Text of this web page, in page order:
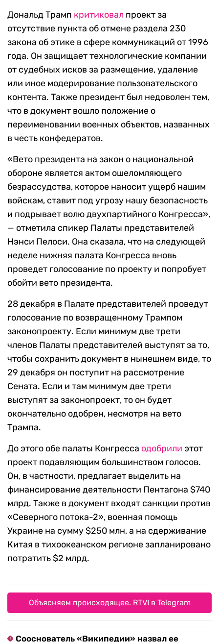
Дональд Трамп критиковал проект за
отсутствие пункта об отмене раздела 230
закона об этике в сфере коммуникаций от 1996
года. Он защищает технологические компании
от судебных исков за размещение, удаление
или иное модерирование пользовательского
контента. Также президент был недоволен тем,
что в документ вошло положение о
переименовании военных объектов, названных
в честь конфедератов.
«Вето президента на закон о национальной
обороне является актом ошеломляющего
безрассудства, которое наносит ущерб нашим
войскам, ставит под угрозу нашу безопасность
и подрывает волю двухпартийного Конгресса»,
— отметила спикер Палаты представителей
Нэнси Пелоси. Она сказала, что на следующей
неделе нижняя палата Конгресса вновь
проведет голосование по проекту и попробует
обойти вето президента.
28 декабря в Палате представителей проведут
голосование по возвращенному Трампом
законопроекту. Если минимум две трети
членов Палаты представителей выступят за то,
чтобы сохранить документ в нынешнем виде, то
29 декабря он поступит на рассмотрение
Сената. Если и там минимум две трети
выступят за законопроект, то он будет
окончательно одобрен, несмотря на вето
Трампа.
До этого обе палаты Конгресса одобрили этот
проект подавляющим большинством голосов.
Он, в частности, предлагает выделить на
финансирование деятельности Пентагона $740
млрд. Также в документ входят санкции против
«Северного потока-2», военная помощь
Украине на сумму $250 млн, а на сдерживание
Китая в тихоокеанском регионе запланировано
потратить $2 млрд.
Объясняем происходящее. RTVI в Telegram
Сооснователь «Википедии» назвал ее